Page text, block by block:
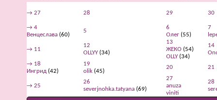
→ 27 28 29 30
→ 4
Венцеслава (60)
5
6
Олег (55)
7
→ 11
12
OLLYY (34)
13
ЖЕКО (54)
OLLY (34)
14
→ 18
Ингрид (42)
19
olik (45)
20 21
→ 25
26
severjnohka.tatyana (69)
27
anuza
viniti
28